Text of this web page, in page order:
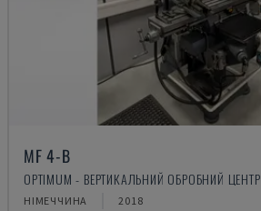
MF 4-B
OPTIMUM - ВЕРТИКАЛЬНИЙ ОБРОБНИЙ ЦЕНТР
НІМЕЧЧИНА 2018